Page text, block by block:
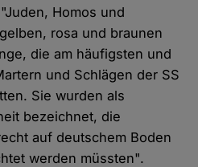
Homos und
rosa und braunen
die am häufigsten und
und Schlägen der SS
Sie wurden als
bezeichnet, die
auf deutschem Boden
werden müssten".